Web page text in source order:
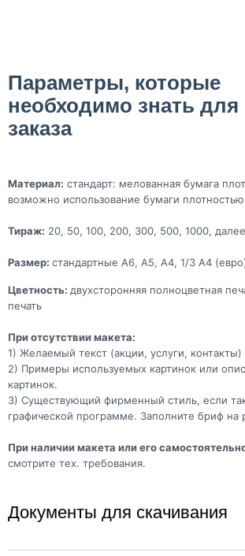
Параметры, которые
необходимо знать для
заказа
Материал: стандарт: мелованная бумага
возможно использование бумаги
Тираж: 20, 50, 100, 200, 300, 500, 1000,
Размер: стандартные А6, А5, А4, 1/3 А4
Цветность: двухсторонняя полноцветная
печать
При отсутствии макета:
1) Желаемый текст (акции, услуги, контакты)
2) Примеры используемых картинок или
картинок.
3) Существующий фирменный стиль, если
графической программе. Заполните бриф на
При наличии макета или его
смотрите тех. требования.
Документы для скачивания